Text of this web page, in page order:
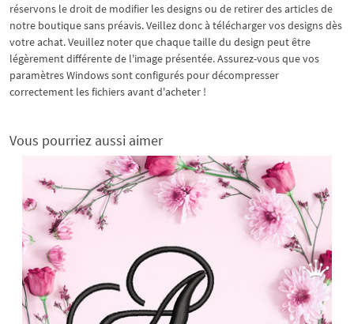
réservons le droit de modifier les designs ou de retirer des articles de
notre boutique sans préavis. Veillez donc à télécharger vos designs dès
votre achat. Veuillez noter que chaque taille du design peut être
légèrement différente de l'image présentée. Assurez-vous que vos
paramètres Windows sont configurés pour décompresser
correctement les fichiers avant d'acheter !
Vous pourriez aussi aimer